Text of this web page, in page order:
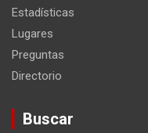
Estadísticas
Lugares
Preguntas
Directorio
Buscar